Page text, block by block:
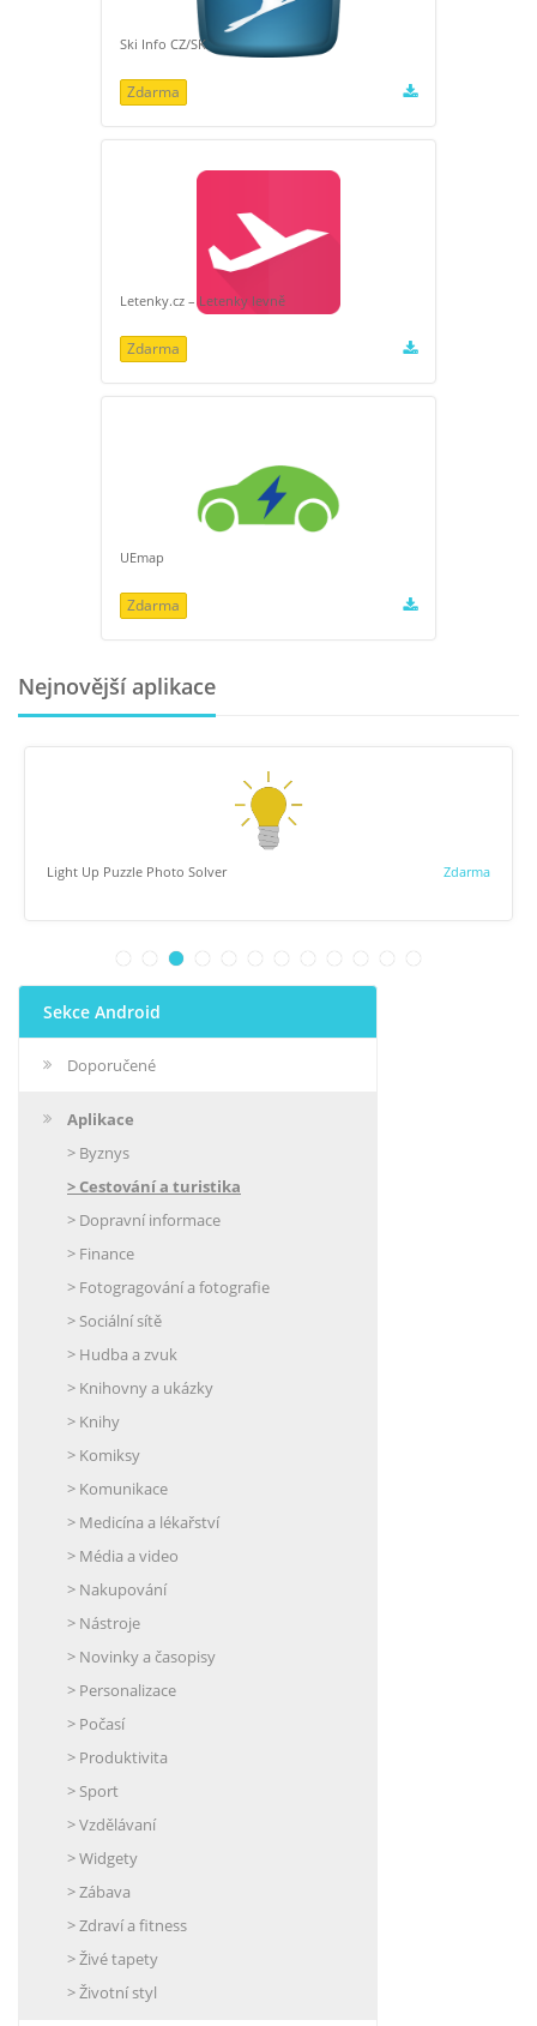
Ski Info CZ/SK
Zdarma
Letenky.cz – Letenky levně
Zdarma
UEmap
Zdarma
Nejnovější aplikace
Light Up Puzzle Photo Solver Zdarma
Sekce Android
Doporučené
Aplikace
> Byznys
> Cestování a turistika
> Dopravní informace
> Finance
> Fotogragování a fotografie
> Sociální sítě
> Hudba a zvuk
> Knihovny a ukázky
> Knihy
> Komiksy
> Komunikace
> Medicína a lékařství
> Média a video
> Nakupování
> Nástroje
> Novinky a časopisy
> Personalizace
> Počasí
> Produktivita
> Sport
> Vzdělávaní
> Widgety
> Zábava
> Zdraví a fitness
> Živé tapety
> Životní styl